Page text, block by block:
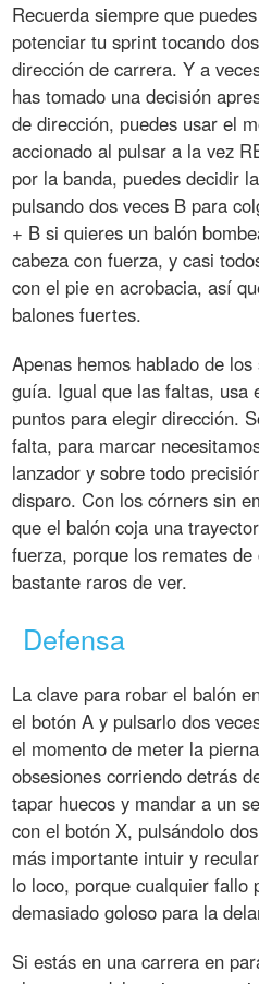
Recuerda siempre que
potenciar tu sprint tocando
dirección de carrera. Y a
has tomado una decisión
de dirección, puedes usar el
accionado al pulsar a la vez
por la banda, puedes decidir
pulsando dos veces B para
+ B si quieres un balón
cabeza con fuerza, y casi
con el pie en acrobacia, así
balones fuertes.
Apenas hemos hablado de
guía. Igual que las faltas, usa
puntos para elegir dirección.
falta, para marcar
lanzador y sobre todo
disparo. Con los córners sin
que el balón coja una
fuerza, porque los remates
bastante raros de ver.
Defensa
La clave para robar el balón
el botón A y pulsarlo dos
el momento de meter la
obsesiones corriendo detrás
tapar huecos y mandar a un
con el botón X, pulsándolo
más importante intuir y
lo loco, porque cualquier fallo
demasiado goloso para la
Si estás en una carrera en